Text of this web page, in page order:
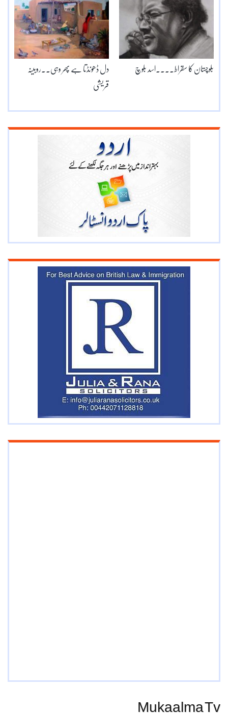
دل ڈھونڈتا ہے پھر وہی۔۔روبینہ
قریشی
بلوچستان کا سقراط۔۔۔۔اسد بلوچ
Mukaalma Tv